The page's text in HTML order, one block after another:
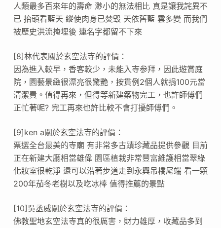
人類最多百來年的壽命 渺小的無法相比 真是讓我詫異不
已 抬頭看藍天 縱使肉身已焚毀 天依舊藍 雲多變 而我們
被歷史洪流掩埋後 連名字都留不下來
[8]林代表關於玄空法寺的評價：
因為進入較早，香客較少，未能入寺参拜，因此遊賞庭
院，園藝景緻很漂亮很驚艷，按貫例2個人就捐100元當
清潔費。值得再來，但得等新建築物完工，也許師傅們
正忙著呢? 完工再來也許比較不會打擾師傅們。
[9]ken a關於玄空法寺的評價：
票選全台最美的寺廟 有非常多古蹟珍藏品提供參觀 目前
正在新建大廳相當雄偉 園區植栽非常豐富維護相當翠綠
化妝室很乾淨 還可以沿著步道走到永興吊橋尾端 看一顆
200年茄冬老樹以及吃冰棒 值得推薦的景點
[10]吳丞威關於玄空法寺的評價：
佛教聖地玄空法寺真的很厲害，財力雄厚，收藏品多到